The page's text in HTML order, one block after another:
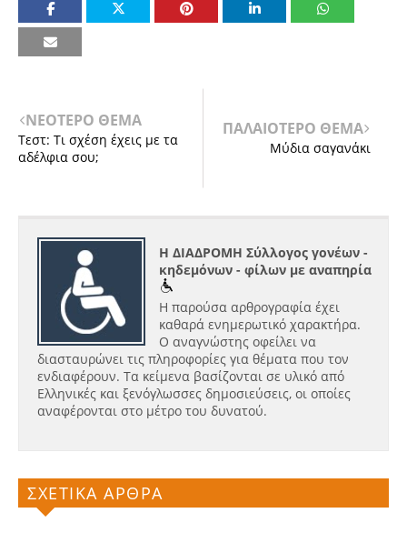
ΝΕΟΤΕΡΟ ΘΕΜΑ
Τεστ: Τι σχέση έχεις με τα
αδέλφια σου;
ΠΑΛΑΙΟΤΕΡΟ ΘΕΜΑ
Μύδια σαγανάκι
Η ΔΙΑΔΡΟΜΗ Σύλλογος γονέων -
κηδεμόνων - φίλων με αναπηρία
Η παρούσα αρθρογραφία έχει
καθαρά ενημερωτικό χαρακτήρα.
Ο αναγνώστης οφείλει να
διασταυρώνει τις πληροφορίες για θέματα που τον
ενδιαφέρουν. Τα κείμενα βασίζονται σε υλικό από
Ελληνικές και ξενόγλωσσες δημοσιεύσεις, οι οποίες
αναφέρονται στο μέτρο του δυνατού.
ΣΧΕΤΙΚΑ ΑΡΘΡΑ